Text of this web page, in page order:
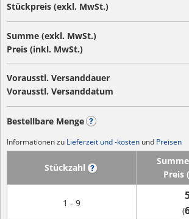
Stückpreis (exkl. MwSt.)
Summe (exkl. MwSt.)
Preis (inkl. MwSt.)
Vorausstl. Versanddauer
Vorausstl. Versanddatum
Bestellbare Menge
Informationen zu Lieferzeit und -kosten und Preisen
Stückzahl
Preis
1 - 9
(